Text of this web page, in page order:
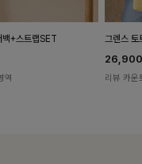
백+스트랩SET
역
그렌스
리뷰 카운